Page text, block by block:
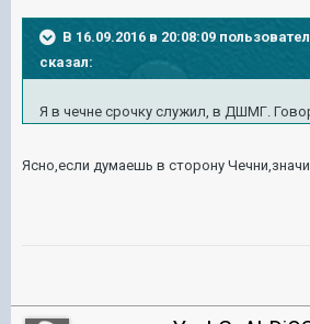
В 16.09.2016 в 20:08:09
сказал:
Я в чечне срочку служил, в ДШМГ.
Ясно,если думаешь в сторону